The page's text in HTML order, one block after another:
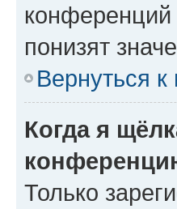
конференций
понизят
Вернуться к
Когда я
Только